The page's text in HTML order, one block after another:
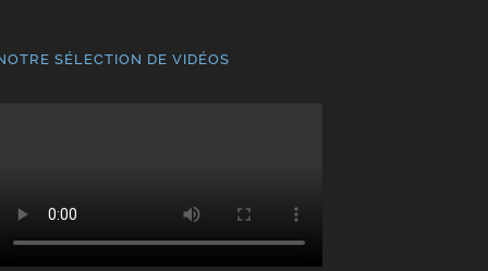
SÉLECTION DE VIDÉOS